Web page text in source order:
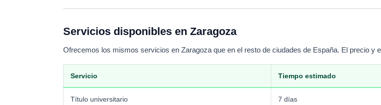
Servicios disponibles en Zaragoza
Ofrecemos los mismos servicios en Zaragoza que en el resto de ciudades de España. El precio y
Servicio Tiempo estimado
Título universitario 7 días